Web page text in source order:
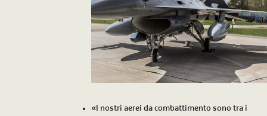
«I nostri aerei da combattimento sono tra i